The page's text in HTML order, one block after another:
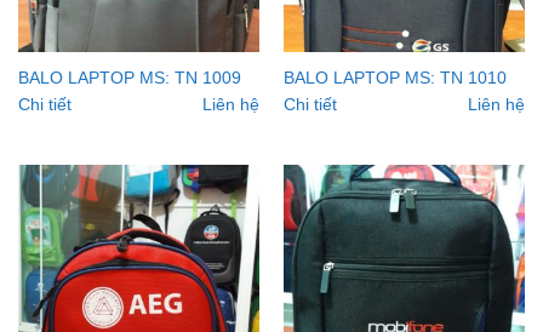
BALO LAPTOP MS: TN 1009
Chi tiết
Liên hệ
BALO LAPTOP MS: TN 1010
Chi tiết
Liên hệ